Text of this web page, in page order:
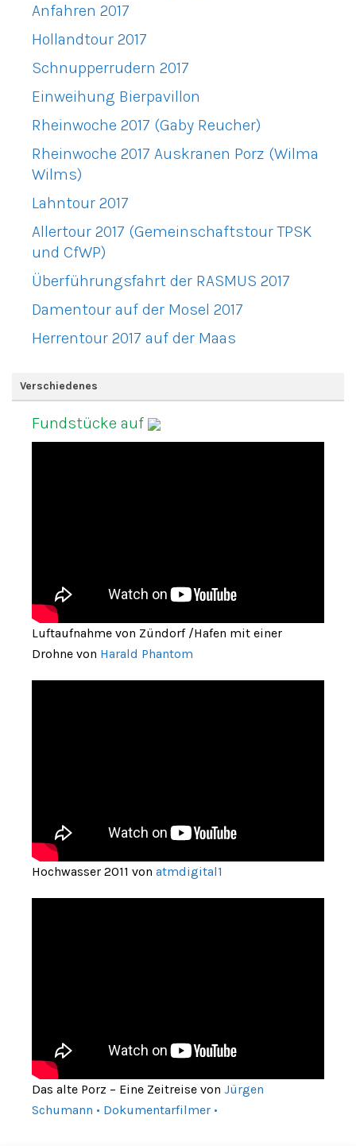
Anfahren 2017
Hollandtour 2017
Schnupperrudern 2017
Einweihung Bierpavillon
Rheinwoche 2017 (Gaby Reucher)
Rheinwoche 2017 Auskranen Porz (Wilma
Wilms)
Lahntour 2017
Allertour 2017 (Gemeinschaftstour TPSK
und CfWP)
Überführungsfahrt der RASMUS 2017
Damentour auf der Mosel 2017
Herrentour 2017 auf der Maas
Verschiedenes
Fundstücke auf
Luftaufnahme von Zündorf /Hafen mit einer
Drohne von Harald Phantom
Hochwasser 2011 von atmdigital1
Das alte Porz – Eine Zeitreise von Jürgen
Schumann • Dokumentarfilmer •